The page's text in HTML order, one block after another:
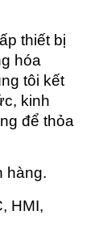
thiết bị
hóa
tôi kết
kinh
để thỏa
hàng.
HMI,